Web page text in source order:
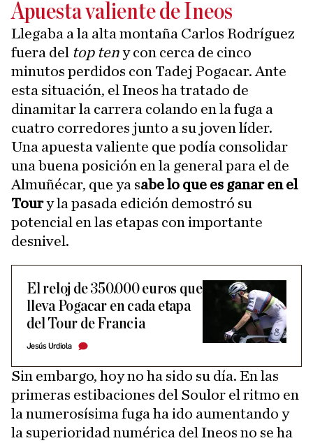
Apuesta valiente de Ineos
Llegaba a la alta montaña Carlos Rodríguez
fuera del top teny con cerca de cinco
minutos perdidos con Tadej Pogacar. Ante
esta situación, el Ineos ha tratado de
dinamitar la carrera colando en la fuga a
cuatro corredores junto a su joven líder.
Una apuesta valiente que podía consolidar
una buena posición en la general para el de
Almuñécar, que ya sabe lo que es ganar en el
Toury la pasada edición demostró su
potencial en las etapas con importante
desnivel.
El reloj de 350.000 euros que
lleva Pogacar en cada etapa
del Tour de Francia
Jesús Urdiola
Sin embargo, hoy no ha sido su día. En las
primeras estibaciones del Soulor el ritmo en
la numerosísima fuga ha ido aumentando y
la superioridad numérica del Ineos no se ha